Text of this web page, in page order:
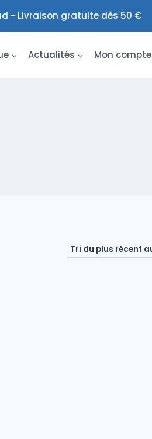
- Livraison gratuite dès 50 €
Actualités Mon compte